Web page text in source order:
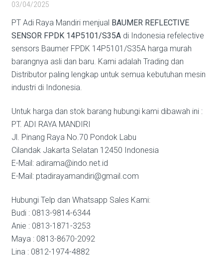
03/04/2025
PT Adi Raya Mandiri menjual BAUMER REFLECTIVE
SENSOR FPDK 14P5101/S35Adi Indonesia refelective
sensors Baumer FPDK 14P5101/S35A harga murah
barangnya asli dan baru. Kami adalah Trading dan
Distributor paling lengkap untuk semua kebutuhan mesin
industri di Indonesia.
Untuk harga dan stok barang hubungi kami dibawah ini :
PT. ADI RAYA MANDIRI
Jl. Pinang Raya No.70 Pondok Labu
Cilandak Jakarta Selatan 12450 Indonesia
E-Mail: adirama@indo.net.id
E-Mail: ptadirayamandiri@gmail.com
Hubungi Telp dan Whatsapp Sales Kami:
Budi : 0813-9814-6344
Anie : 0813-1871-3253
Maya : 0813-8670-2092
Lina : 0812-1974-4882